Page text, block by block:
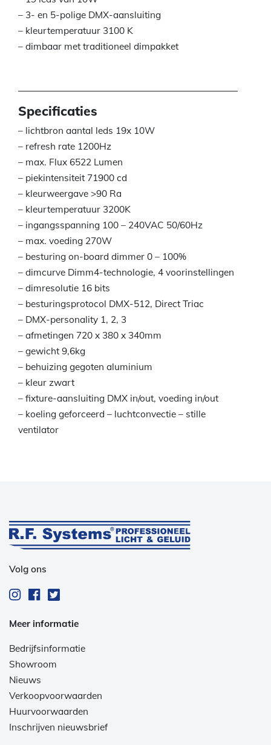
– 3- en 5-polige DMX-aansluiting
– kleurtemperatuur 3100 K
– dimbaar met traditioneel dimpakket
Specificaties
– lichtbron aantal leds 19x 10W
– refresh rate 1200Hz
– max. Flux 6522 Lumen
– piekintensiteit 71900 cd
– kleurweergave >90 Ra
– kleurtemperatuur 3200K
– ingangsspanning 100 – 240VAC 50/60Hz
– max. voeding 270W
– besturing on-board dimmer 0 – 100%
– dimcurve Dimm4-technologie, 4 voorinstellingen
– dimresolutie 16 bits
– besturingsprotocol DMX-512, Direct Triac
– DMX-personality 1, 2, 3
– afmetingen 720 x 380 x 340mm
– gewicht 9,6kg
– behuizing gegoten aluminium
– kleur zwart
– fixture-aansluiting DMX in/out, voeding in/out
– koeling geforceerd – luchtconvectie – stille
ventilator
Volg ons
Meer informatie
Bedrijfsinformatie
Showroom
Nieuws
Verkoopvoorwaarden
Huurvoorwaarden
Inschrijven nieuwsbrief